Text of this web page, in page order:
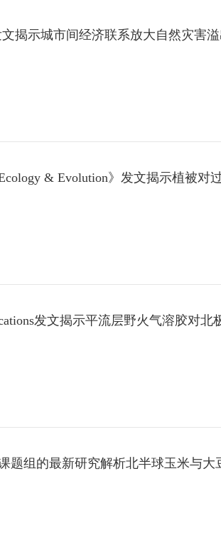
揭示城市间经济联系放大自然灾害
& Evolution》发文揭示植被对
发文揭示平流层野火气溶胶对
题组的最新研究解析北半球玉米与大